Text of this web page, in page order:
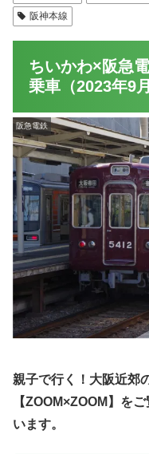
阪神本線
ちいかわ×阪急
乗車（2023年9
阪急電鉄
親子で行く！大阪近郊
【ZOOM×ZOOM】を
います。